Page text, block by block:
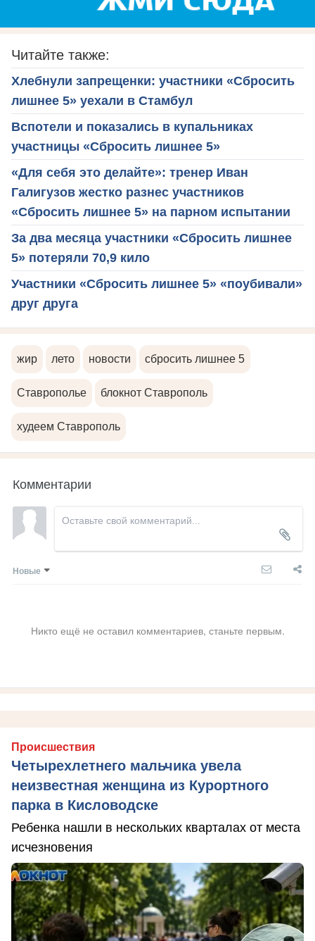
Читайте также:
Хлебнули запрещенки: участники «Сбросить
лишнее 5» уехали в Стамбул
Вспотели и показались в купальниках
участницы «Сбросить лишнее 5»
«Для себя это делайте»: тренер Иван
Галигузов жестко разнес участников
«Сбросить лишнее 5» на парном испытании
За два месяца участники «Сбросить лишнее
5» потеряли 70,9 кило
Участники «Сбросить лишнее 5» «поубивали»
друг друга
жир лето новости сбросить лишнее 5
Ставрополье блокнот Ставрополь
худеем Ставрополь
Комментарии
Новые
Никто ещё не оставил комментариев, станьте первым.
Происшествия
Четырехлетнего мальчика увела
неизвестная женщина из Курортного
парка в Кисловодске
Ребенка нашли в нескольких кварталах от места
исчезновения